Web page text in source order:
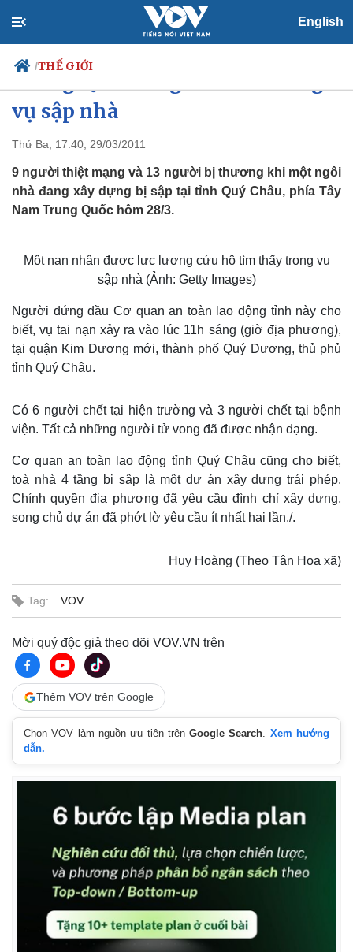
English
/THẾ GIỚI
Chính trị
Đảng
Tổ chức nhân sự
Quốc hội
Nhận diện sự thật
Tin 24h
Dự báo thời tiết
Biển đảo
vụ sập nhà
Thứ Ba, 17:40, 29/03/2011
9 người thiệt mạng và 13 người bị thương khi một ngôi
nhà đang xây dựng bị sập tại tỉnh Quý Châu, phía Tây
Nam Trung Quốc hôm 28/3.
Một nạn nhân được lực lượng cứu hộ tìm thấy trong vụ
sập nhà (Ảnh: Getty Images)
Người đứng đầu Cơ quan an toàn lao động tỉnh này cho
biết, vụ tai nạn xảy ra vào lúc 11h sáng (giờ địa phương),
tại quận Kim Dương mới, thành phố Quý Dương, thủ phủ
tỉnh Quý Châu.
Có 6 người chết tại hiện trường và 3 người chết tại bệnh
viện. Tất cả những người tử vong đã được nhận dạng.
Cơ quan an toàn lao động tỉnh Quý Châu cũng cho biết,
toà nhà 4 tầng bị sập là một dự án xây dựng trái phép.
Chính quyền địa phương đã yêu cầu đình chỉ xây dựng,
song chủ dự án đã phớt lờ yêu cầu ít nhất hai lần./.
Huy Hoàng (Theo Tân Hoa xã)
Tag: VOV
Mời quý độc giả theo dõi VOV.VN trên
Thêm VOV trên Google
Chọn VOV làm nguồn ưu tiên trênGoogle Search. Xem hướng
dẫn.